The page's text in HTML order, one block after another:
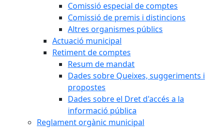
Comissió especial de comptes
Comissió de premis i distincions
Altres organismes públics
Actuació municipal
Retiment de comptes
Resum de mandat
Dades sobre Queixes, suggeriments i
propostes
Dades sobre el Dret d'accés a la
informació pública
Reglament orgànic municipal